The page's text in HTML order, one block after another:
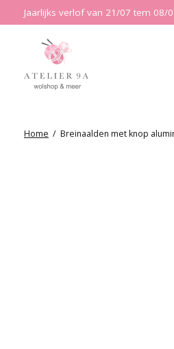
Jaarlijks verlof van 21/07 tem 08/
Home / Breinaalden met knop